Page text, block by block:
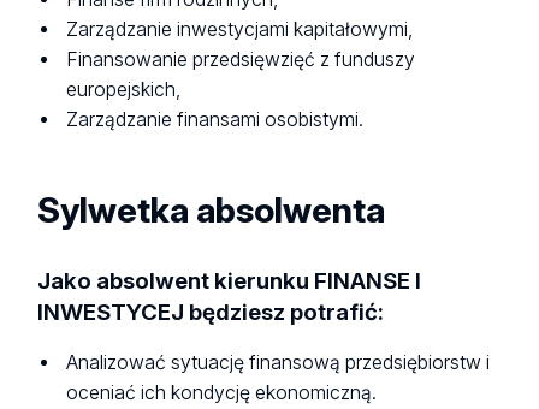
Zarządzanie inwestycjami kapitałowymi,
Finansowanie przedsięwzięć z funduszy
europejskich,
Zarządzanie finansami osobistymi.
Sylwetka absolwenta
Jako absolwent kierunku FINANSE I
INWESTYCEJ będziesz potrafić:
Analizować sytuację finansową przedsiębiorstw i
oceniać ich kondycję ekonomiczną.